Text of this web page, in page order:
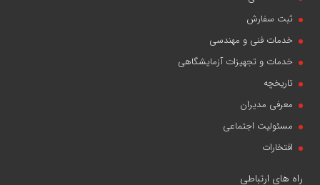
ثبت سفارش
خدمات فنی و مهندسی
خدمات و تجهیزات آزمایشگاهی
تاریخچه
معرفی مدیران
مسئولیت اجتماعی
افتخارات
راه های ارتباطی